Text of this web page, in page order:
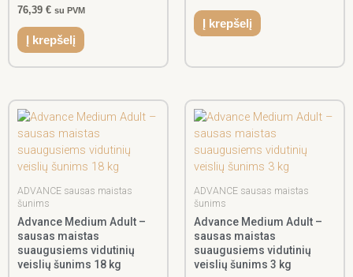
76,39 € su PVM
Į krepšelį
Į krepšelį
ADVANCE sausas maistas
šunims
Advance Medium Adult –
sausas maistas
suaugusiems vidutinių
veislių šunims 18 kg
ADVANCE sausas maistas
šunims
Advance Medium Adult –
sausas maistas
suaugusiems vidutinių
veislių šunims 3 kg